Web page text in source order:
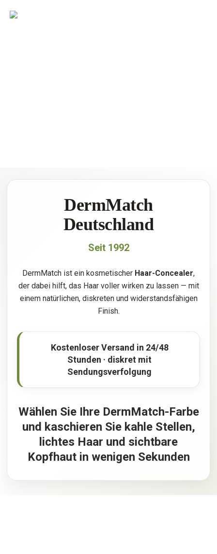
DermMatch
Deutschland
Seit 1992
DermMatch ist ein kosmetischer Haar-Concealer,
der dabei hilft, das Haar voller wirken zu lassen — mit
einem natürlichen, diskreten und widerstandsfähigen
Finish.
Kostenloser Versand in 24/48
Stunden · diskret mit
Sendungsverfolgung
Wählen Sie Ihre DermMatch-Farbe
und kaschieren Sie kahle Stellen,
lichtes Haar und sichtbare
Kopfhaut in wenigen Sekunden